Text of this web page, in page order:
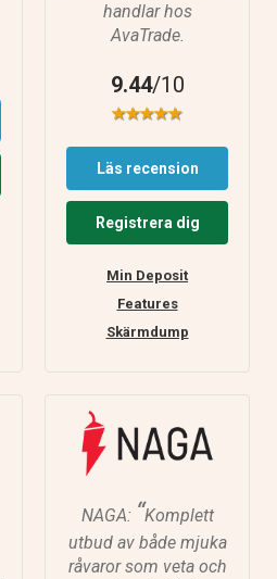
handlar hos
AvaTrade.
9.44/10
Läs recension
Registrera dig
Min Deposit
Features
Skärmdump
NAGA: “Komplett
utbud av både mjuka
råvaror som veta och